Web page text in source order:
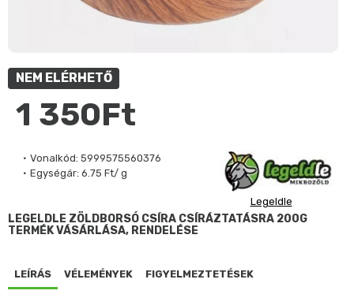
Vonalkód: 5999575560376
Egységár: 6.75 Ft/ g
Legeldle
NEM ELÉRHETŐ
1 350Ft
LEGELDLE ZÖLDBORSÓ CSÍRA CSÍRÁZTATÁSRA 200G
TERMÉK VÁSÁRLÁSA, RENDELÉSE
LEÍRÁS VÉLEMÉNYEK FIGYELMEZTETÉSEK